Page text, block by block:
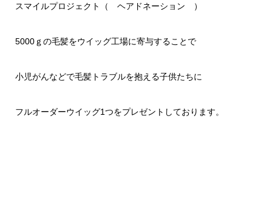
スマイルプロジェクト（ ヘアドネーション ）
5000ｇの毛髪をウイッグ工場に寄与することで
小児がんなどで毛髪トラブルを抱える子供たちに
フルオーダーウイッグ1つをプレゼントしております。